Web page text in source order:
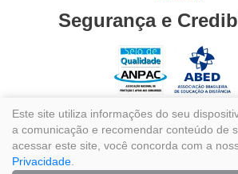
Segurança e
Este site utiliza informações do seu
a comunicação e recomendar conteúdo de
acessar este site, você concorda com a
Privacidade.